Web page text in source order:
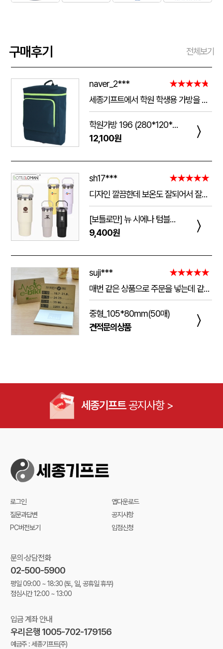
구매후기 전체보기
naver_2***
★★★★★
세종기프트에서 학원 학생용 가방을 제작했는데 전체적으로 아주 만족스럽습니다. 가방 크기가 넉넉해서 교재와 학용품을 넣기 좋고, 원단과 지퍼도 탄탄해서 아이들이 매일 사용하기에 실용적입니다. 특히 학원 로고와 문구 인쇄가 선명하고 깔끔하게 나와서 실제로 받아보니 기대했던 것보다 훨씬 고급스러웠습니다. 제작 과정에서도 요청사항을 잘 반영해 주셨고 완성도도 좋아 다음 단체 제작 때도 다시 이용하고 싶습니다.
학원가방 196 (280*120*390mm)
12,100원
〉
sh17***
★★★★★
디자인 깔끔한데 보온도 잘되어서 잘쓰고 있습니다 선물용으로 좋네요 하단에 실리콘 밀림방지 없는건 좀 아쉽네요
[보틀로만] 뉴 시에나 텀블러 900ml
9,400원
〉
suji***
★★★★★
매번 같은 상품으로 주문을 넣는데 같은 품질로 받을 수 있어서 좋습니다. 배송 기간도 적당히 잘오는거 같아요. 앞으로도 계속 이용할꺼 같습니다. 지금과 같은 품질로 유지해주세요!!
중형_105*80mm(50매)
견적문의상품
〉
세종기프트공지사항 >
로그인
앱다운로드
질문과답변
공지사항
PC버전보기
입점신청
문의·상담전화
02-500-5900
평일 09:00 ~ 18:30(토, 일, 공휴일 휴무)
점심시간 12:00 ~ 13:00
입금 계좌 안내
우리은행 1005-702-179156
예금주 : 세종기프트(주)